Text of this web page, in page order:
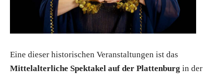
Eine dieser historischen Veranstaltungen ist das
Mittelalterliche Spektakel auf der Plattenburg in der